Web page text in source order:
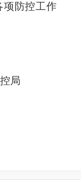
项防控工作
局